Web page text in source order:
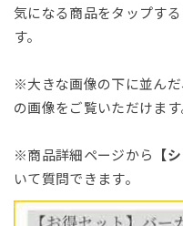
気になる商品をタップす
す。
※大きな画像の下に並ん
の画像をご覧いただけます
※商品詳細ページから 【
いて質問できます。